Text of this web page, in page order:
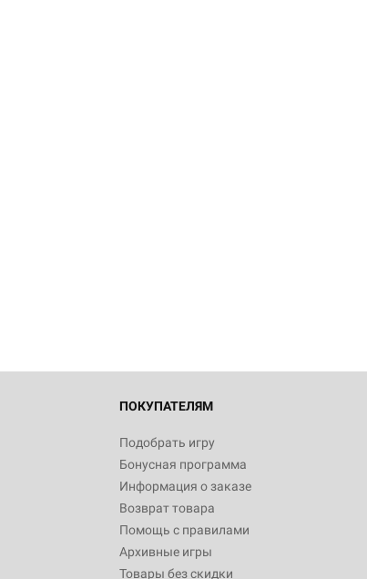
ПОКУПАТЕЛЯМ
Подобрать игру
Бонусная программа
Информация о заказе
Возврат товара
Помощь с правилами
Архивные игры
Товары без скидки